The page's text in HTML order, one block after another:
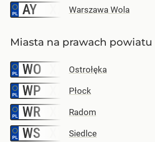
AY Warszawa Wola
Miasta na prawach powiatu
WO Ostrołęka
WP Płock
WR Radom
WS Siedlce